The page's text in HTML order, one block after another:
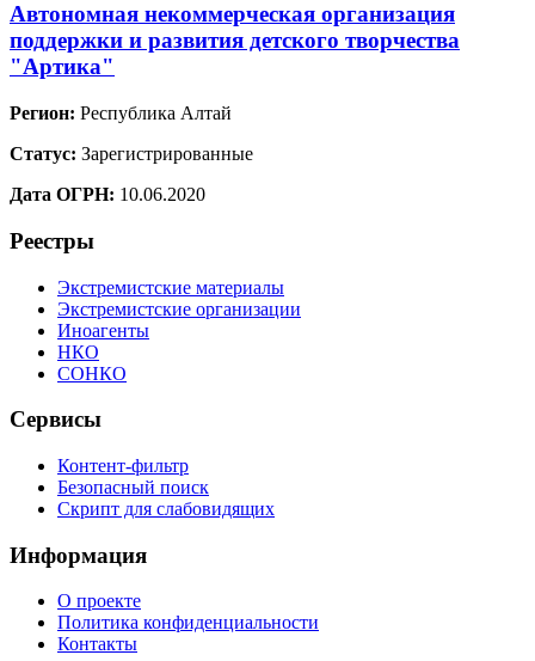
Автономная некоммерческая организация
поддержки и развития детского творчества
"Артика"
Регион: Республика Алтай
Статус: Зарегистрированные
Дата ОГРН: 10.06.2020
Реестры
Экстремистские материалы
Экстремистские организации
Иноагенты
НКО
СОНКО
Сервисы
Контент-фильтр
Безопасный поиск
Скрипт для слабовидящих
Информация
О проекте
Политика конфиденциальности
Контакты